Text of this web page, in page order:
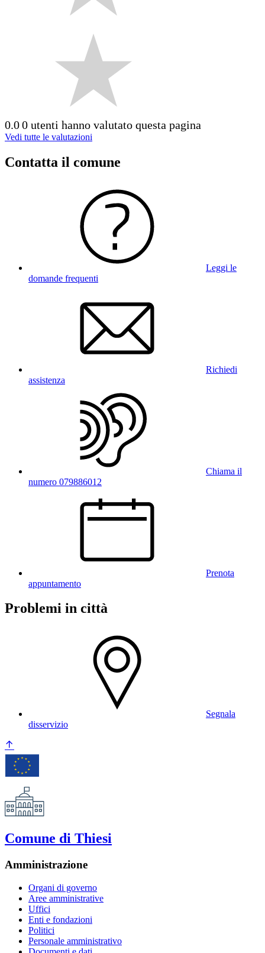
0.00 utenti hanno valutato questa pagina
Vedi tutte le valutazioni
Contatta il comune
Leggi le
domande frequenti
Richiedi
assistenza
Chiama il
numero 079886012
Prenota
appuntamento
Problemi in città
Segnala
disservizio
Comune di Thiesi
Amministrazione
Organi di governo
Aree amministrative
Uffici
Enti e fondazioni
Politici
Personale amministrativo